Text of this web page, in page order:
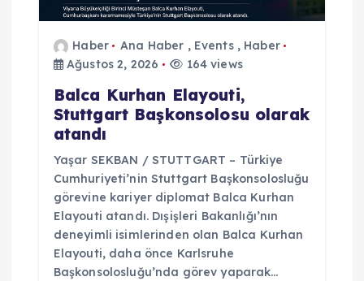
Haber Ana Haber , Events, Haber
Ağustos 2, 2026
164 views
Balca Kurhan Elayouti,
Stuttgart Başkonsolosu olarak
atandı
Yaşar SEKBAN / STUTTGART – Türkiye
Cumhuriyeti’nin Stuttgart Başkonsolosluğu
görevine kariyer diplomat Balca Kurhan
Elayouti atandı. Dışişleri Bakanlığı’nın
deneyimli isimlerinden olan Balca Kurhan
Elayouti, daha önce Karlsruhe
Başkonsolosluğu’nda görev yaparak…